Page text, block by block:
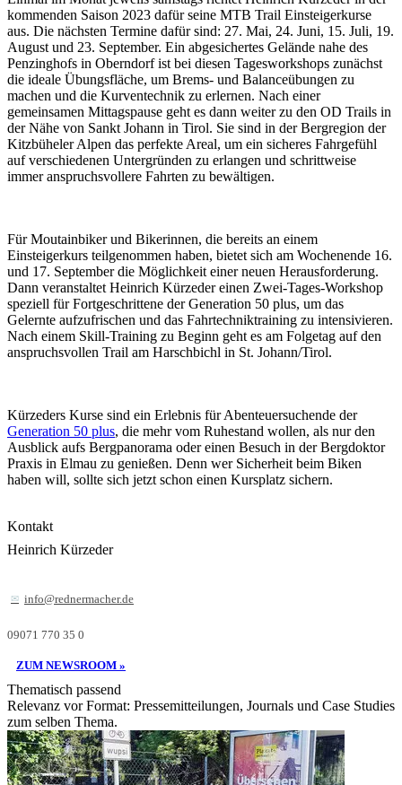
kommenden Saison 2023 dafür seine MTB Trail Einsteigerkurse
aus. Die nächsten Termine dafür sind: 27. Mai, 24. Juni, 15. Juli, 19.
August und 23. September. Ein abgesichertes Gelände nahe des
Penzinghofs in Oberndorf ist bei diesen Tagesworkshops zunächst
die ideale Übungsfläche, um Brems- und Balanceübungen zu
machen und die Kurventechnik zu erlernen. Nach einer
gemeinsamen Mittagspause geht es dann weiter zu den OD Trails in
der Nähe von Sankt Johann in Tirol. Sie sind in der Bergregion der
Kitzbüheler Alpen das perfekte Areal, um ein sicheres Fahrgefühl
auf verschiedenen Untergründen zu erlangen und schrittweise
immer anspruchsvollere Fahrten zu bewältigen.
Für Moutainbiker und Bikerinnen, die bereits an einem
Einsteigerkurs teilgenommen haben, bietet sich am Wochenende 16.
und 17. September die Möglichkeit einer neuen Herausforderung.
Dann veranstaltet Heinrich Kürzeder einen Zwei-Tages-Workshop
speziell für Fortgeschrittene der Generation 50 plus, um das
Gelernte aufzufrischen und das Fahrtechniktraining zu intensivieren.
Nach einem Skill-Training zu Beginn geht es am Folgetag auf den
anspruchsvollen Trail am Harschbichl in St. Johann/Tirol.
Kürzeders Kurse sind ein Erlebnis für Abenteuersuchende der
Generation 50 plus, die mehr vom Ruhestand wollen, als nur den
Ausblick aufs Bergpanorama oder einen Besuch in der Bergdoktor
Praxis in Elmau zu genießen. Denn wer Sicherheit beim Biken
haben will, sollte sich jetzt schon einen Kursplatz sichern.
Kontakt
Heinrich Kürzeder
info@rednermacher.de
09071 770 35 0
ZUM NEWSROOM »
Thematisch passend
Relevanz vor Format: Pressemitteilungen, Journals und Case Studies
zum selben Thema.